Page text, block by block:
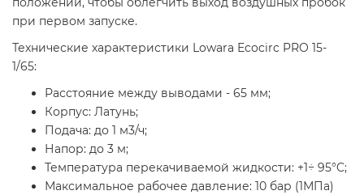
при первом запуске.
Технические характеристики Lowara Ecocirc PRO 15-
1/65:
Расстояние между выводами - 65 мм;
Корпус: Латунь;
Подача: до 1 м3/ч;
Напор: до 3 м;
Температура перекачиваемой жидкости: +1÷ 95°C;
Максимальное рабочее давление: 10 бар (1МПа)